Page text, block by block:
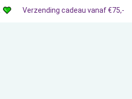
Verzending cadeau vanaf €75,-